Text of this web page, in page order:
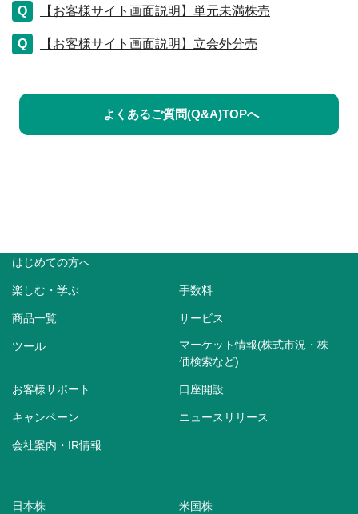
【お客様サイト画面説明】単元未満株売
【お客様サイト画面説明】立会外分売
よくあるご質問(Q&A)TOPへ
はじめての方へ
楽しむ・学ぶ 手数料
商品一覧 サービス
ツール
マーケット情報(株式市況・株
価検索など)
お客様サポート 口座開設
キャンペーン ニュースリリース
会社案内・IR情報
日本株 米国株